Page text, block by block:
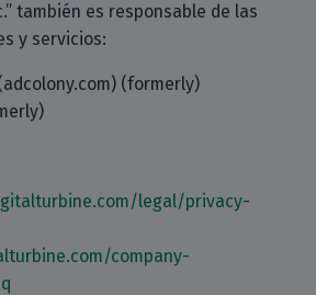
también es responsable de las
y servicios:
(formerly)
legal/privacy-
company-